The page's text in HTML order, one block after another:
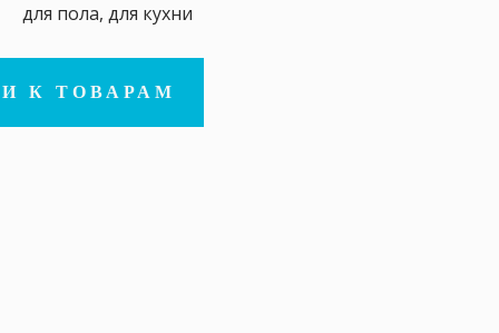
для пола, для кухни
К ТОВАРАМ